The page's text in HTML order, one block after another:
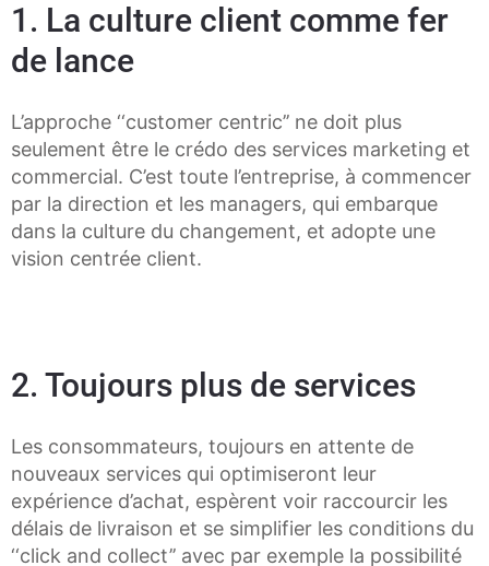
1. La culture client comme fer
de lance
L’approche ‘‘customer centric’’ ne doit plus
seulement être le crédo des services marketing et
commercial. C’est toute l’entreprise, à commencer
par la direction et les managers, qui embarque
dans la culture du changement, et adopte une
vision centrée client.
2. Toujours plus de services
Les consommateurs, toujours en attente de
nouveaux services qui optimiseront leur
expérience d’achat, espèrent voir raccourcir les
délais de livraison et se simplifier les conditions du
‘‘click and collect’’ avec par exemple la possibilité